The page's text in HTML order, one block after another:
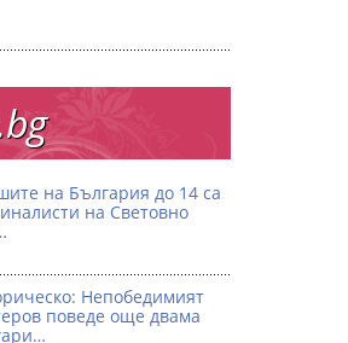
на България до 14 са
на Световно
Непобедимият
поведе още двама